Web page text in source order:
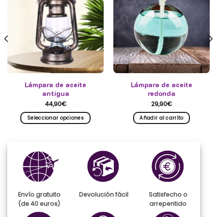
Lámpara de aceite
antigua
44,90€
Seleccionar opciones
variantes.
se
pueden
Lámpara de aceite
redonda
29,90€
Añadir al carrito
Envío gratuito
(de 40 euros)
Devolución fácil
Satisfecho o
arrepentido